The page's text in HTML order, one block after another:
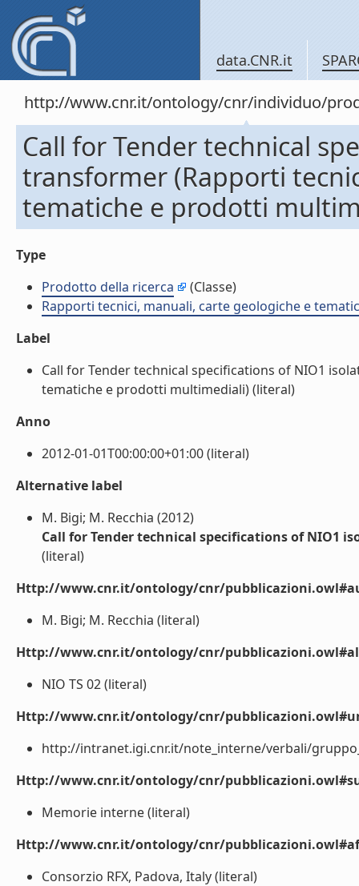
data.CNR.it
http://www.cnr.it/ontology/cnr/individuo/
Call for Tender technical
transformer (Rapporti
tematiche e prodotti
Type
Prodotto della ricerca
(Classe)
Rapporti tecnici, manuali, carte geologiche e
Label
Call for Tender technical specifications of NIO1
tematiche e prodotti multimediali) (literal)
Anno
2012-01-01T00:00:00+01:00 (literal)
Alternative label
M. Bigi; M. Recchia (2012)
Call for Tender technical specifications of NIO1
(literal)
Http://www.cnr.it/ontology/cnr/
M. Bigi; M. Recchia (literal)
Http://www.cnr.it/ontology/cnr/
NIO TS 02 (literal)
Http://www.cnr.it/ontology/cnr/
http://intranet.igi.cnr.it/note_interne/verbali/
Http://www.cnr.it/ontology/cnr/
Memorie interne (literal)
Http://www.cnr.it/ontology/cnr/
Consorzio RFX, Padova, Italy (literal)